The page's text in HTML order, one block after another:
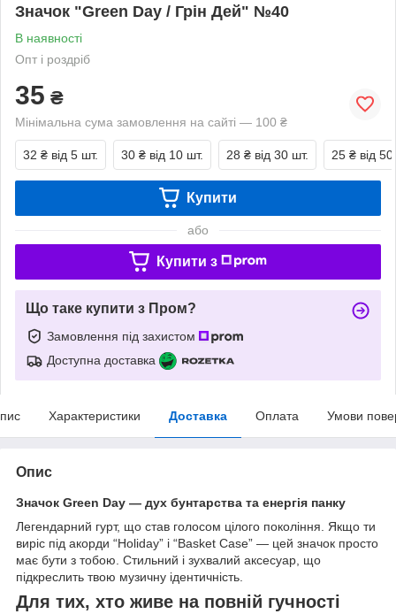
Значок "Green Day / Грін Дей" №40
В наявності
Опт і роздріб
35 ₴
Мінімальна сума замовлення на сайті — 100 ₴
32 ₴ від 5 шт. 30 ₴ від 10 шт. 28 ₴ від 30 шт. 25 ₴ від
Купити
або
Купити з
Що таке купити з Пром?
Замовлення під захистом
Доступна доставка
Характеристики Доставка Оплата Умови
Опис
Значок Green Day — дух бунтарства та енергія панку
Легендарний гурт, що став голосом цілого покоління. Якщо ти
виріс під акорди “Holiday” і “Basket Case” — цей значок просто
має бути з тобою. Стильний і зухвалий аксесуар, що
підкреслить твою музичну ідентичність.
Для тих, хто живе на повній гучності